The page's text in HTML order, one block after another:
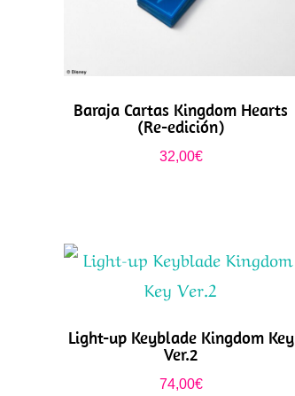
Baraja Cartas Kingdom Hearts
(Re-edición)
32,00€
Light-up Keyblade Kingdom Key
Ver.2
74,00€